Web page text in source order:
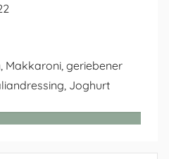
Makkaroni, geriebener
Joghurt